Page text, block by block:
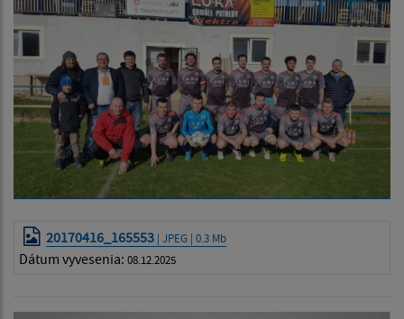
20170416_165553 | JPEG | 0.3 Mb
Dátum vyvesenia: 08.12.2025